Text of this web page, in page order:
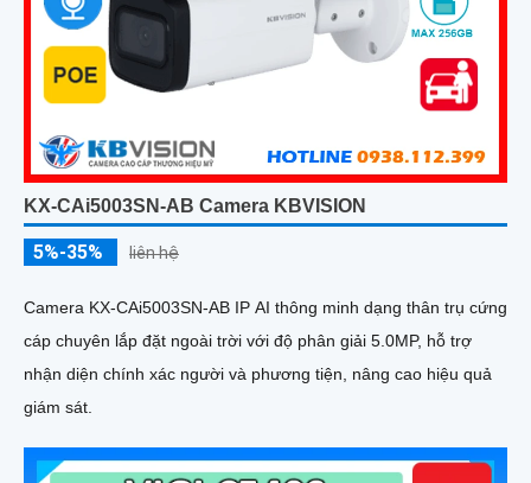
KX-CAi5003SN-AB Camera KBVISION
5%-35% liên hệ
Camera KX-CAi5003SN-AB IP AI thông minh dạng thân trụ cứng
cáp chuyên lắp đặt ngoài trời với độ phân giải 5.0MP, hỗ trợ
nhận diện chính xác người và phương tiện, nâng cao hiệu quả
giám sát.